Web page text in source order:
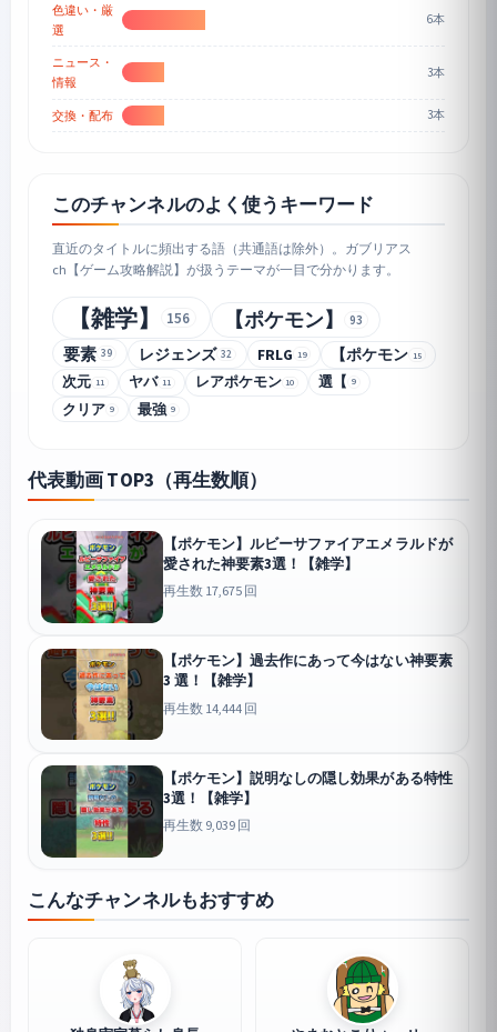
色違い・厳
選
6本
ニュース・
情報
3本
交換・配布 3本
このチャンネルのよく使うキーワード
直近のタイトルに頻出する語（共通語は除外）。ガブリアス
ch【ゲーム攻略解説】が扱うテーマが一目で分かります。
【雑学】 156 【ポケモン】 93
要素 39 レジェンズ 32 FRLG 19 【ポケモン 15
次元 11 ヤバ 11 レアポケモン 10 選【 9
クリア 9 最強 9
代表動画 TOP3（再生数順）
【ポケモン】ルビーサファイアエメラルドが
愛された神要素3選！【雑学】
再生数 17,675 回
【ポケモン】過去作にあって今はない神要素
3 選！【雑学】
再生数 14,444 回
【ポケモン】説明なしの隠し効果がある特性
3選！【雑学】
再生数 9,039 回
こんなチャンネルもおすすめ